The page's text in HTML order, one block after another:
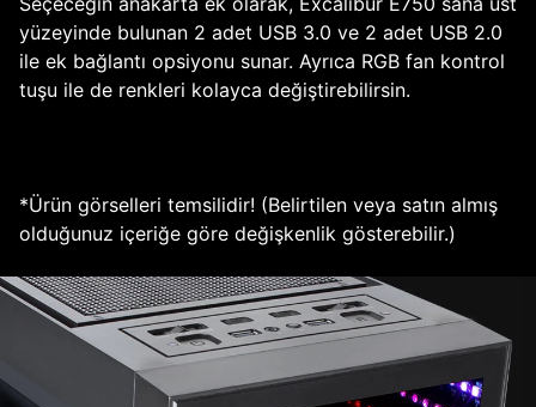
yüzeyinde bulunan 2 adet USB 3.0 ve 2 adet USB 2.0
ile ek bağlantı opsiyonu sunar. Ayrıca RGB fan kontrol
tuşu ile de renkleri kolayca değiştirebilirsin.
*Ürün görselleri temsilidir! (Belirtilen veya satın almış
olduğunuz içeriğe göre değişkenlik gösterebilir.)